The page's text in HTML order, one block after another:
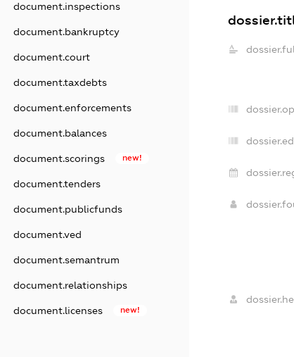
document.inspections
document.bankruptcy
document.court
document.taxdebts
document.enforcements
document.balances
document.scorings new!
document.tenders
document.publicfunds
document.ved
document.semantrum
document.relationships
document.licenses new!